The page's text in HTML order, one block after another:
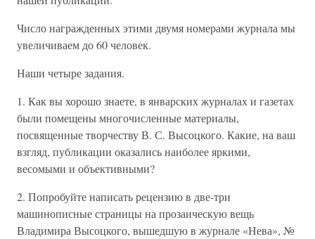
Число награжденных этими двумя номерами журнала мы
увеличиваем до 60 человек.
Наши четыре задания.
1. Как вы хорошо знаете, в январских журналах и газетах
были помещены многочисленные материалы,
посвященные творчеству В. С. Высоцкого. Какие, на ваш
взгляд, публикации оказались наиболее яркими,
весомыми и объективными?
2. Попробуйте написать рецензию в две-три
машинописные страницы на прозаическую вещь
Владимира Высоцкого, вышедшую в журнале «Нева», №